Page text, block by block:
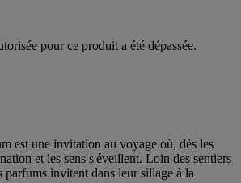
pour ce produit a été dépassée.
est une invitation au voyage où, dès les
et les sens s'éveillent. Loin des sentiers
parfums invitent dans leur sillage à la